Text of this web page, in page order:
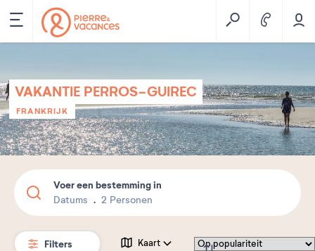
VAKANTIE PERROS-GUIREC
FRANKRIJK
Voer een bestemming in
Datums 2 Personen
Filters Kaart